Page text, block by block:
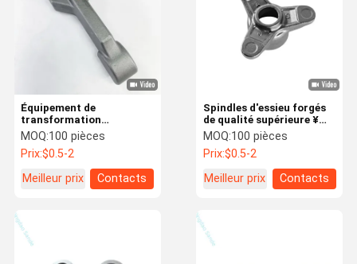
Spindles d'essieu forgés
de qualité supérieure ¥
Composants automobiles
en acier allié ∙ Forge à
chaud/froid ∙ Qualité
MOQ:100 pièces
Prix:$0.5-2
Meilleur prix
Contacts
Équipement de
transformation
alimentaire sur mesure
chaîne de convoyeurs
spécialement forgée
MOQ:100 pièces
Prix:$0.5-2
Meilleur prix
Contacts